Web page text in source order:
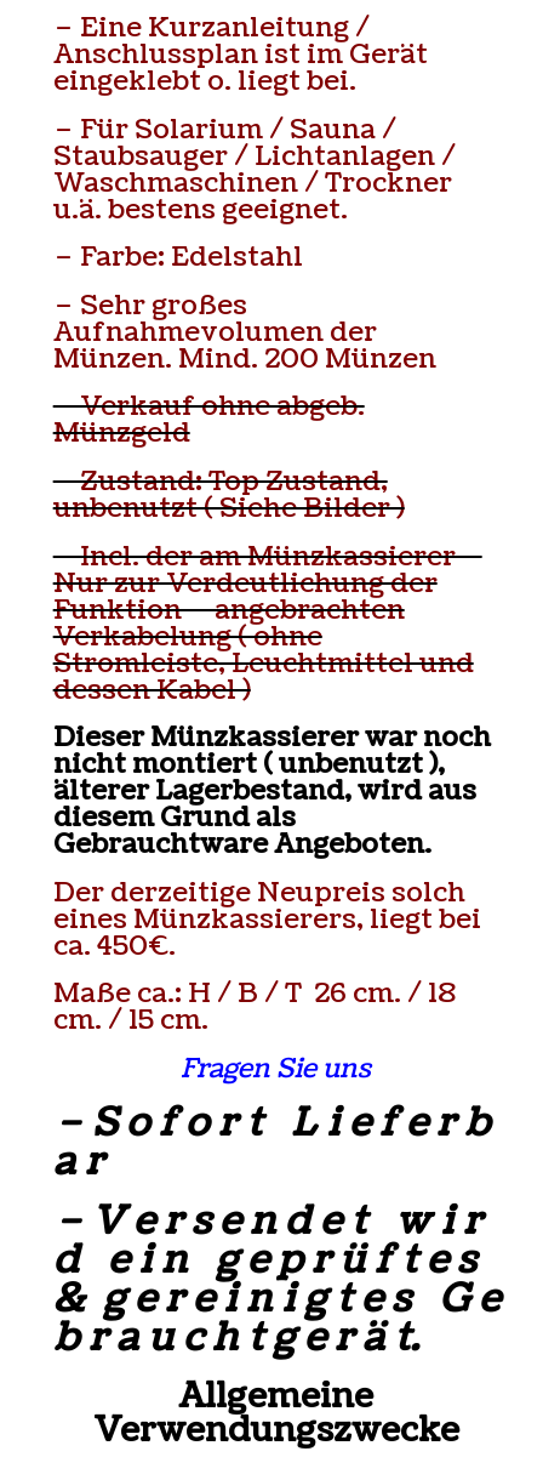
– Eine Kurzanleitung /
Anschlussplan ist im Gerät
eingeklebt o. liegt bei.
– Für Solarium / Sauna /
Staubsauger / Lichtanlagen /
Waschmaschinen / Trockner
u.ä. bestens geeignet.
– Farbe: Edelstahl
– Sehr großes
Aufnahmevolumen der
Münzen. Mind. 200 Münzen
– Verkauf ohne abgeb.
Münzgeld
– Zustand: Top Zustand,
unbenutzt ( Siehe Bilder )
– Incl. der am Münzkassierer –
Nur zur Verdeutlichung der
Funktion – angebrachten
Verkabelung ( ohne
Stromleiste, Leuchtmittel und
dessen Kabel )
Dieser Münzkassierer war noch
nicht montiert ( unbenutzt ),
älterer Lagerbestand, wird aus
diesem Grund als
Gebrauchtware Angeboten.
Der derzeitige Neupreis solch
eines Münzkassierers, liegt bei
ca. 450€.
Maße ca.: H / B / T 26 cm. / 18
cm. / 15 cm.
Fragen Sie uns
– S o f o r t L i e f e r b
a r
– V e r s e n d e t w i r
d e i n g e p r ü f t e s
& g e r e i n i g t e s G e
b r a u c h t g e r ä t.
Allgemeine
Verwendungszwecke